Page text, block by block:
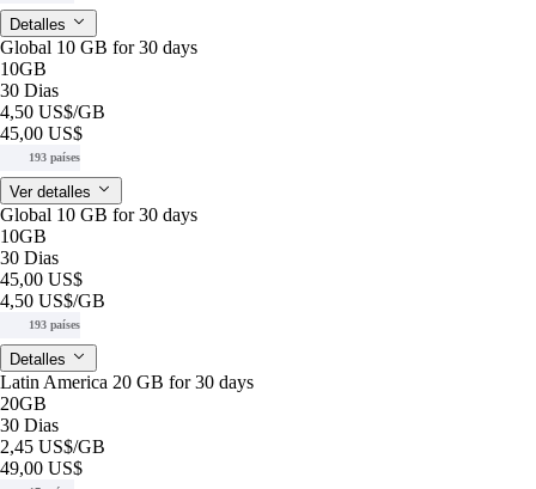
Detalles
Global 10 GB for 30 days
10GB
30 Dias
4,50 US$/GB
45,00 US$
193 países
Ver detalles
Global 10 GB for 30 days
10GB
30 Dias
45,00 US$
4,50 US$/GB
193 países
Detalles
Latin America 20 GB for 30 days
20GB
30 Dias
2,45 US$/GB
49,00 US$